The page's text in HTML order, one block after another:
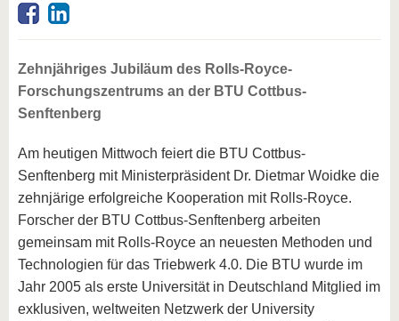
Zehnjähriges Jubiläum des Rolls-Royce-
Forschungszentrums an der BTU Cottbus-
Senftenberg
Am heutigen Mittwoch feiert die BTU Cottbus-
Senftenberg mit Ministerpräsident Dr. Dietmar Woidke die
zehnjärige erfolgreiche Kooperation mit Rolls-Royce.
Forscher der BTU Cottbus-Senftenberg arbeiten
gemeinsam mit Rolls-Royce an neuesten Methoden und
Technologien für das Triebwerk 4.0. Die BTU wurde im
Jahr 2005 als erste Universität in Deutschland Mitglied im
exklusiven, weltweiten Netzwerk der University